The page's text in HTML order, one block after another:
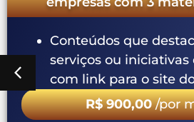
Conteúdos que
serviços ou iniciativas
com link para o site
R$ 900,00/por